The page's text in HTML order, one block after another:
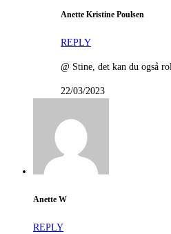
Anette Kristine Poulsen
REPLY
@ Stine, det kan du også
22/03/2023
Anette W
REPLY